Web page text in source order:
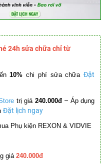
24h sửa chữa chỉ từ
10% chi phí sửa chữa Đặt
trị giá 240.000đ – Áp dụng
Đặt lịch ngay
Phụ kiện REXON & VIDVIE
giá 240.000đ